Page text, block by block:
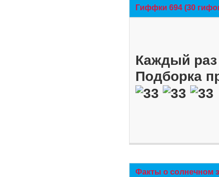
Гиффки 694 (30
Каждый
Подборка
Факты о солнечном